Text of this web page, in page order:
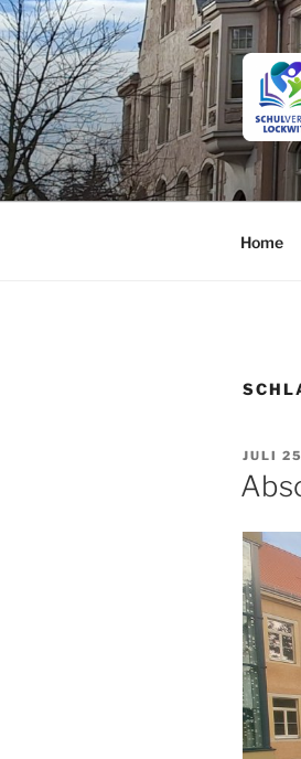
Zum
Inhalt
springen
Home
AM
JULI